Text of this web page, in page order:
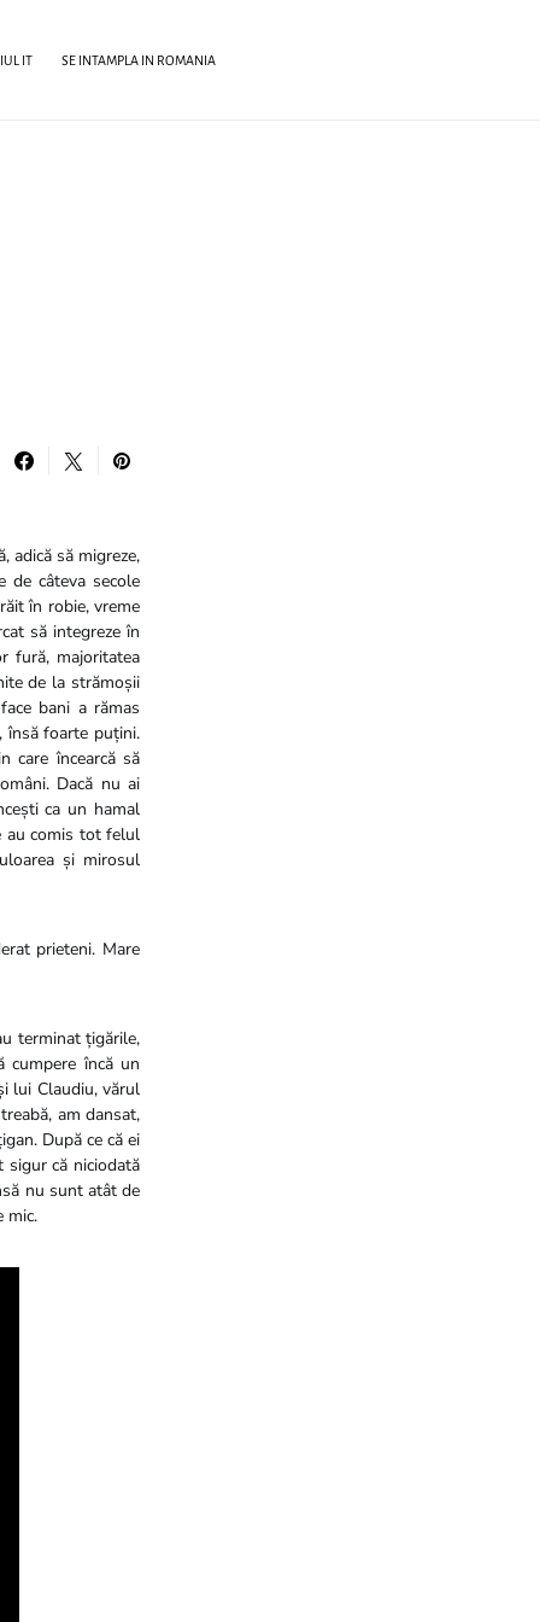
IT SE INTAMPLA IN ROMANIA
adică să migreze,
de câteva secole
în robie, vreme
să integreze în
fură, majoritatea
de la strămoșii
bani a rămas
însă foarte puțini.
care încearcă să
Dacă nu ai
ca un hamal
au comis tot felul
și mirosul
prieteni. Mare
terminat țigările,
încă un
lui Claudiu, vărul
am dansat,
După ce că ei
sigur că niciodată
nu sunt atât de
mic.